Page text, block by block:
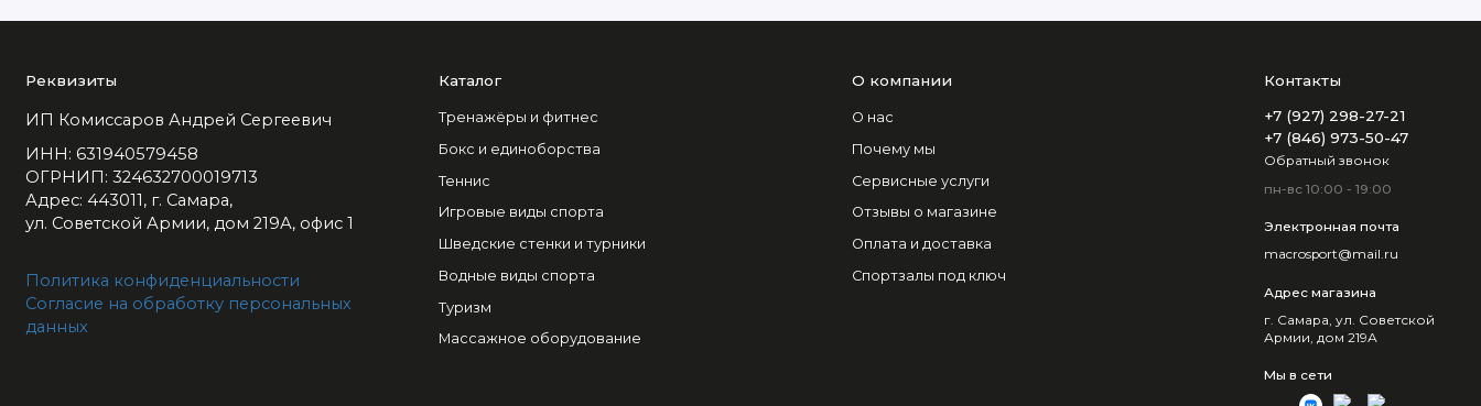
Реквизиты
ИП Комиссаров Андрей Сергеевич
ИНН: 631940579458
ОГРНИП: 324632700019713
Адрес: 443011, г. Самара,
ул. Советской Армии, дом 219А, офис 1
Политика конфиденциальности
Согласие на обработку персональных
данных
Каталог
Тренажёры и фитнес
Бокс и единоборства
Теннис
Игровые виды спорта
Шведские стенки и турники
Водные виды спорта
Туризм
Массажное оборудование
О компании
О нас
Почему мы
Сервисные услуги
Отзывы о магазине
Оплата и доставка
Спортзалы под ключ
Контакты
+7 (927) 298-27-21
+7 (846) 973-50-47
Обратный звонок
пн-вс 10:00 - 19:00
Электронная почта
macrosport@mail.ru
Адрес магазина
г. Самара, ул. Советской
Армии, дом 219А
Мы в сети